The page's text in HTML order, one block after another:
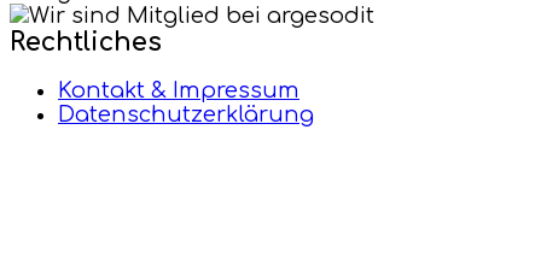
Rechtliches
Kontakt & Impressum
Datenschutzerklärung